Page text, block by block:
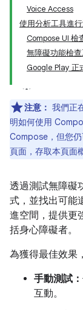
Voice Access
使用分析工具進
Compose UI 檢
無障礙功能檢
Google Play 正
注意： 我們正
明如何使用
Compose，但您
頁面，存取本頁面
透過測試無障礙
式，並找出可能
進空間，提供更
括身心障礙者。
為獲得最佳效果
手動測試：
互動。